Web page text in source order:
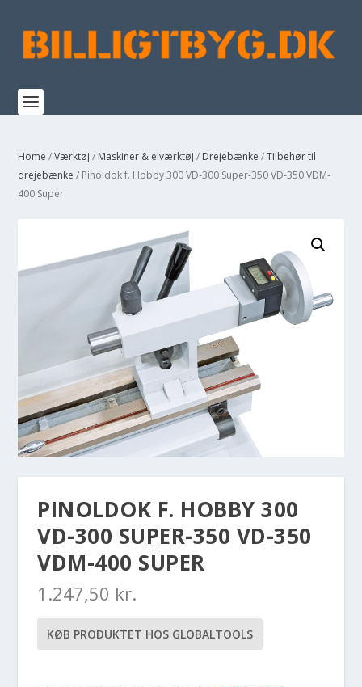
Home /Værktøj / Maskiner & elværktøj / Drejebænke /Tilbehør til
drejebænke / Pinoldok f. Hobby 300 VD-300 Super-350 VD-350 VDM-
400 Super
PINOLDOK F. HOBBY 300
VD-300 SUPER-350 VD-350
VDM-400 SUPER
1.247,50 kr.
KØB PRODUKTET HOS GLOBALTOOLS